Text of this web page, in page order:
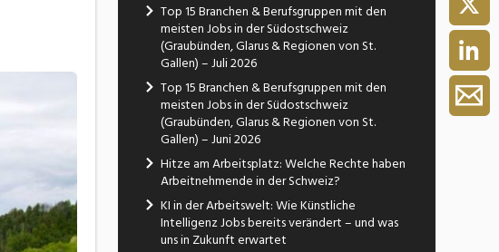
Top 15 Branchen & Berufsgruppen mit den
meisten Jobs in der Südostschweiz
(Graubünden, Glarus & Regionen von St.
Gallen) – Juli 2026
Top 15 Branchen & Berufsgruppen mit den
meisten Jobs in der Südostschweiz
(Graubünden, Glarus & Regionen von St.
Gallen) – Juni 2026
Hitze am Arbeitsplatz: Welche Rechte haben
Arbeitnehmende in der Schweiz?
KI in der Arbeitswelt: Wie Künstliche
Intelligenz Jobs bereits verändert – und was
uns in Zukunft erwartet